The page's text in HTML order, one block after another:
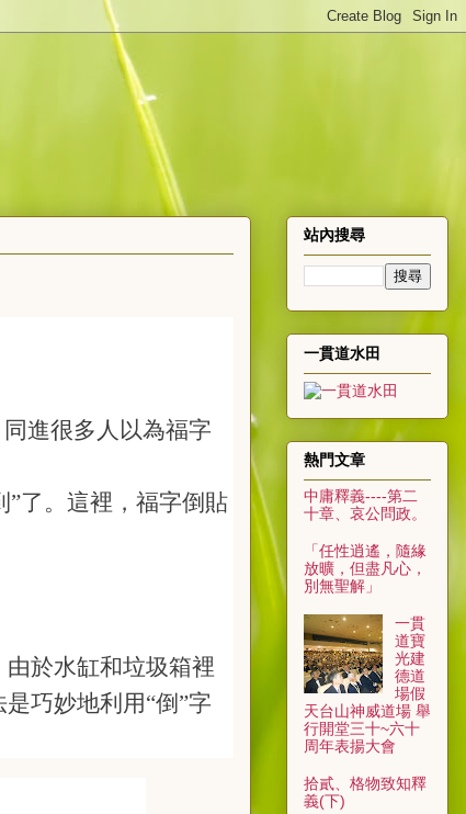
進很多人以為福字
”了。這裡，福字倒貼
於水缸和垃圾箱裡
巧妙地利用“倒”字
站內搜尋
一貫道水田
熱門文章
中庸釋義----第二
十章、哀公問政。
「任性逍遙，隨緣
放曠，但盡凡心，
別無聖解」
一貫
道寶
光建
德道
場假
天台山神威道場 舉
行開堂三十~六十
周年表揚大會
拾貳、格物致知釋
義(下)